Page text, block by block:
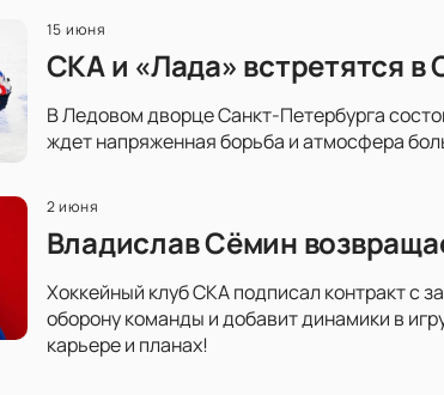
15 июня
СКА и «Лада» встретятся
В Ледовом дворце Санкт-Петербурга
ждет напряженная борьба и атмосфера
2 июня
Владислав Сёмин
Хоккейный клуб СКА подписал контракт с
оборону команды и добавит динамики в
карьере и планах!